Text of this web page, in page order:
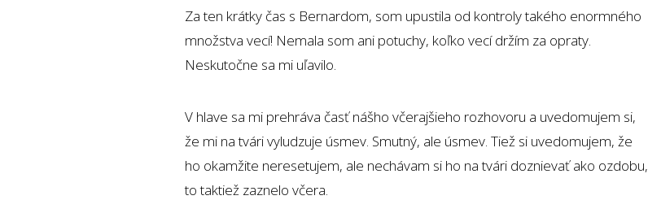
Za ten krátky čas s Bernardom, som upustila od kontroly takého enormného
množstva vecí! Nemala som ani potuchy, koľko vecí držím za opraty.
Neskutočne sa mi uľavilo.
V hlave sa mi prehráva časť nášho včerajšieho rozhovoru a uvedomujem si,
že mi na tvári vyludzuje úsmev. Smutný, ale úsmev. Tiež si uvedomujem, že
ho okamžite neresetujem, ale nechávam si ho na tvári doznievať ako ozdobu,
to taktiež zaznelo včera.